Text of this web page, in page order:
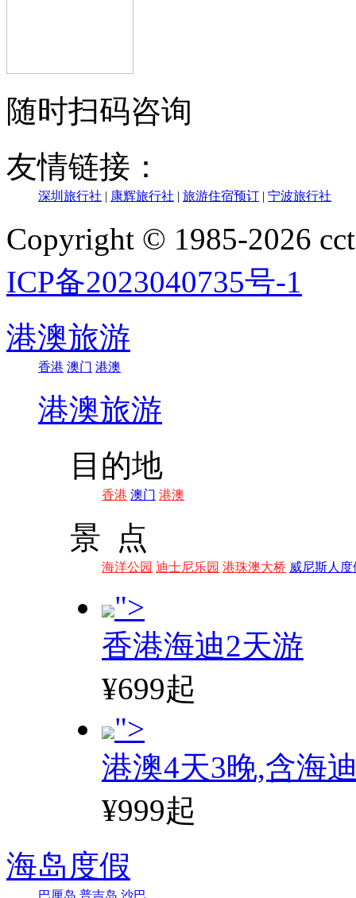
随时扫码咨询
友情链接：
深圳旅行社 | 康辉旅行社 | 旅游住宿预订 | 宁波旅行社
Copyright © 1985-2026
ICP备2023040735号-1
港澳旅游
香港 澳门 港澳
港澳旅游
目的地
香港 澳门 港澳
景 点
海洋公园 迪士尼乐园 港珠澳大桥 威尼斯人度
">
香港海迪2天游
¥699起
">
港澳4天3晚,含海
¥999起
海岛度假
巴厘岛 普吉岛 沙巴